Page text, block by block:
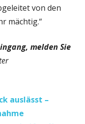
von den
mächtig.“
melden Sie
auslässt –